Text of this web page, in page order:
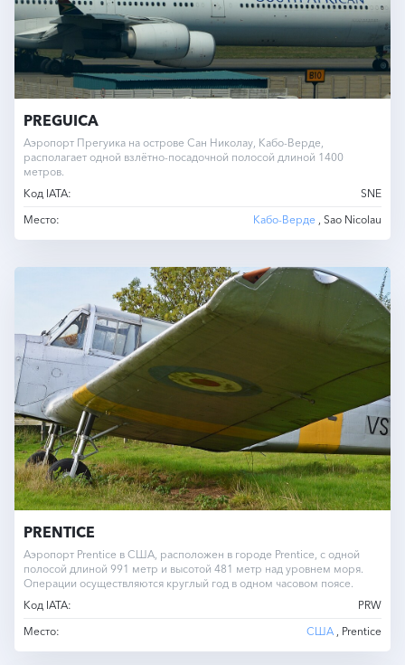
PREGUICA
Аэропорт Прегуика на острове Сан Николау, Кабо-Верде,
располагает одной взлётно-посадочной полосой длиной 1400
метров.
Код IATA:
SNE
Место:
Кабо-Верде , Sao Nicolau
PRENTICE
Аэропорт Prentice в США, расположен в городе Prentice, с одной
полосой длиной 991 метр и высотой 481 метр над уровнем моря.
Операции осуществляются круглый год в одном часовом поясе.
Код IATA:
PRW
Место:
США , Prentice